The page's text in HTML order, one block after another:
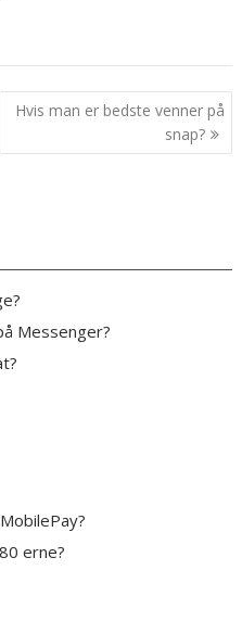
Hvis man er bedste venner på
snap?
Messenger?
erne?